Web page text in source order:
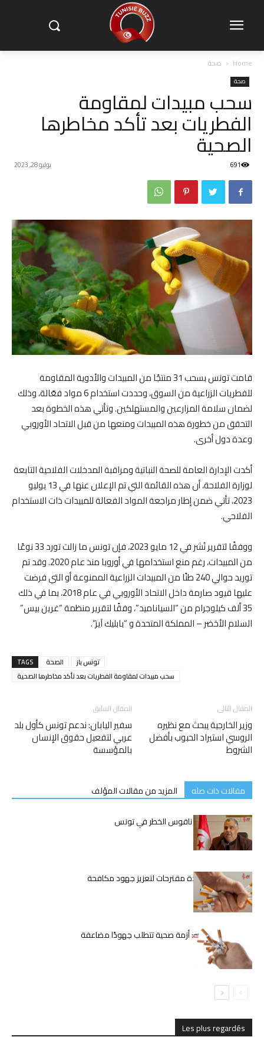
Home صحة
صحة
سحب مبيدات لمقاومة
الفطريات بعد تأكد مخاطرها
الصحية
يوليو 28, 2023 691
قامت تونس بسحب 31 منتجًا من المبيدات والأدوية المقاومة
للفطريات الزراعية من السوق، وحددت استخدام 6 مواد فعّالة، وذلك
لضمان سلامة المزارعين والمستهلكين. وتأتي هذه الخطوة بعد
التحقق من خطورة هذه المبيدات ومنعها من قبل الاتحاد الأوروبي
وعدة دول أخرى.
أكدت الإدارة العامة للصحة النباتية ومراقبة المدخلات الفلاحية التابعة
لوزارة الفلاحة، أن هذه القائمة التي تم الإعلان عنها في 13 يوليو
2023، تأتي ضمن إطار مراجعة المواد الفعالة للمبيدات ذات الاستخدام
الفلاحي.
ووفقًا لتقرير نُشر في 12 مايو 2023، فإن تونس ما زالت تورد 33 نوعًا
من المبيدات، رغم منع استخدامها في أوروبا منذ عام 2020. وقد تم
توريد حوالي 240 طنًا من المبيدات الزراعية الممنوعة أو التي فرضت
عليها قيود صارمة داخل الاتحاد الأوروبي في عام 2018، بما في ذلك
35 ألف كيلوجرام من “السياناميد”، وفقًا لتقرير منظمة “غرين بيس”
السلام الأخضر – المملكة المتحدة و “بابليك آيز”.
TAGS الصحة
تونس باز
سحب مبيدات لمقاومة الفطريات بعد تأكد مخاطرها الصحية
المقال السابق
سفير اليابان: ندعم تونس كأول بلد
عربي لتفعيل حقوق الإنسان
بالمؤسسة
المقال التالى
وزير الخارجية يبحث مع نظيره
الروسي استيراد الحبوب بأفضل
الشروط
مقالات ذات صله
المزيد من مقالات المؤلف
عميد البياطرة يدق ناقوس الخطر في تونس
السعيدي تقدم عدة مقترحات لتعزيز جهود مكافحة
التدخين في البلاد
التدخين في تونس: أزمة صحية تتطلب جهودًا مضاعفة
Les plus regardés